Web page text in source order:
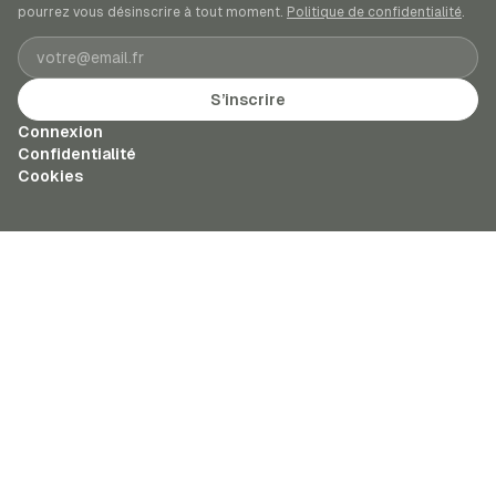
pourrez vous désinscrire à tout moment. Politique de confidentialité.
Adresse e-mail
S’inscrire
Connexion
Confidentialité
Cookies